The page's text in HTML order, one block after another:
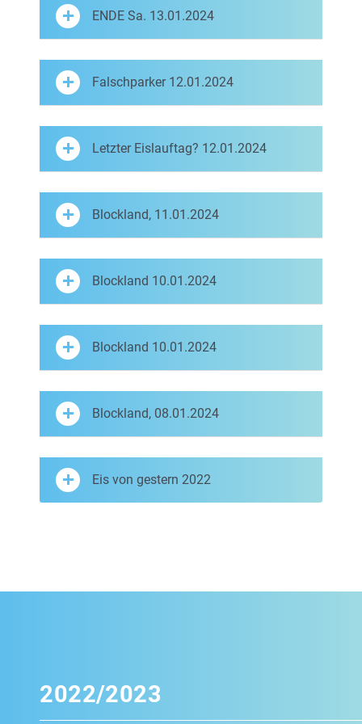
ENDE Sa. 13.01.2024
Falschparker 12.01.2024
Letzter Eislauftag? 12.01.2024
Blockland, 11.01.2024
Blockland 10.01.2024
Blockland 10.01.2024
Blockland, 08.01.2024
Eis von gestern 2022
2022/2023